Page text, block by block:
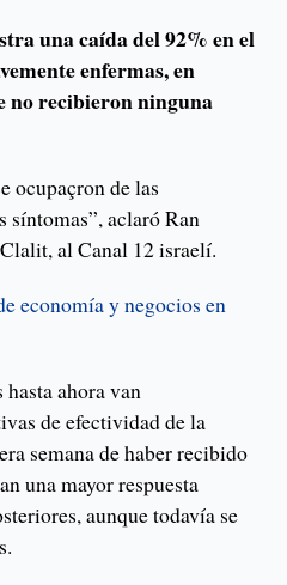
una caída del 92% en el
enfermas, en
no recibieron ninguna
ocupaçron de las
síntomas”, aclaró Ran
al Canal 12 israelí.
economía y negocios en
ahora van
de efectividad de la
semana de haber recibido
una mayor respuesta
aunque todavía se